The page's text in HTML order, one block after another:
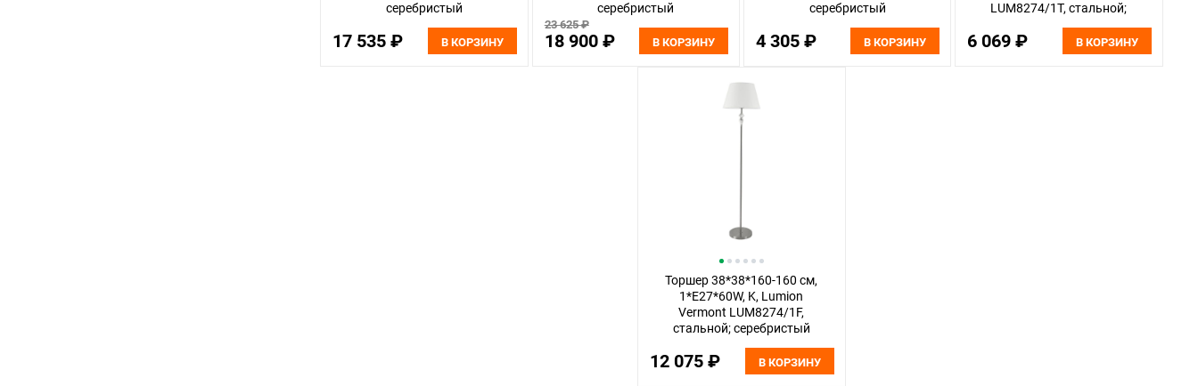
серебристый
17 535 ₽ В КОРЗИНУ
серебристый
23 625 ₽
18 900 ₽ В КОРЗИНУ
серебристый
4 305 ₽ В КОРЗИНУ
LUM8274/1T, стальной;
6 069 ₽ В КОРЗИНУ
Торшер 38*38*160-160 см,
1*Е27*60W, K, Lumion
Vermont LUM8274/1F,
стальной; серебристый
12 075 ₽ В КОРЗИНУ